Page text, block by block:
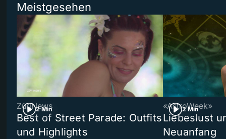
Meistgesehen
2 Min
ZüriNews
Best of Street Parade: Outfits
und Highlights
2 Min
«AstroWeek»
Liebeslust
Neuanfang